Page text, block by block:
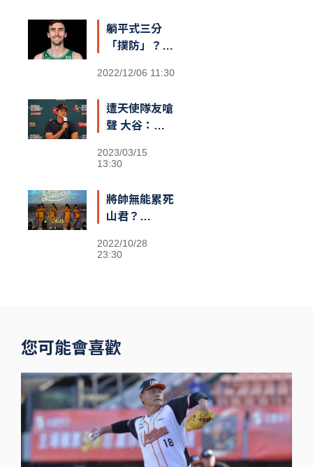
躺平式三分
「撲防」？
Kornet遮蓋
熱議
2022/12/06 11:30
遭天使隊友嗆
聲 大谷：還
容
2023/03/15
13:30
將帥無能累死
山君？
Sisters高鐵
2022/10/28
23:30
您可能會喜歡